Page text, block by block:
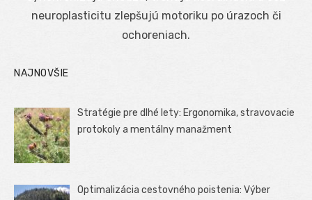
neuroplasticitu zlepšujú motoriku po úrazoch či
ochoreniach.
NAJNOVŠIE
Stratégie pre dlhé lety: Ergonomika, stravovacie
protokoly a mentálny manažment
Optimalizácia cestovného poistenia: Výber